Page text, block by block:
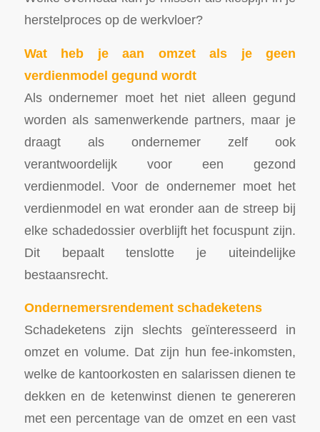
herstelproces op de werkvloer?
Wat heb je aan omzet als je geen
verdienmodel gegund wordt
Als ondernemer moet het niet alleen gegund
worden als samenwerkende partners, maar je
draagt als ondernemer zelf ook
verantwoordelijk voor een gezond
verdienmodel. Voor de ondernemer moet het
verdienmodel en wat eronder aan de streep bij
elke schadedossier overblijft het focuspunt zijn.
Dit bepaalt tenslotte je uiteindelijke
bestaansrecht.
Ondernemersrendement schadeketens
Schadeketens zijn slechts geïnteresseerd in
omzet en volume. Dat zijn hun fee-inkomsten,
welke de kantoorkosten en salarissen dienen te
dekken en de ketenwinst dienen te genereren
met een percentage van de omzet en een vast